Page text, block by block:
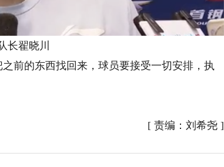
翟晓川
的东西找回来，球员要接受一切安排，执
[ 责编：刘希尧]